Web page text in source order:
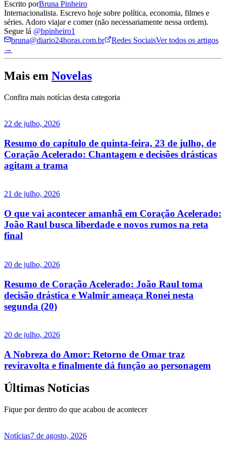
Escrito porBruna Pinheiro
Internacionalista. Escrevo hoje sobre política, economia, filmes e
séries. Adoro viajar e comer (não necessariamente nessa ordem).
Segue lá @bpinheiro1
bruna@diario24horas.com.br
Redes SociaisVer todos os artigos
→
Mais em Novelas
Confira mais notícias desta categoria
22 de julho, 2026
Resumo do capítulo de quinta-feira, 23 de julho, de
Coração Acelerado: Chantagem e decisões drásticas
agitam a trama
21 de julho, 2026
O que vai acontecer amanhã em Coração Acelerado:
João Raul busca liberdade e novos rumos na reta
final
20 de julho, 2026
Resumo de Coração Acelerado: João Raul toma
decisão drástica e Walmir ameaça Ronei nesta
segunda (20)
20 de julho, 2026
A Nobreza do Amor: Retorno de Omar traz
reviravolta e finalmente dá função ao personagem
Últimas Notícias
Fique por dentro do que acabou de acontecer
Notícias7 de agosto, 2026